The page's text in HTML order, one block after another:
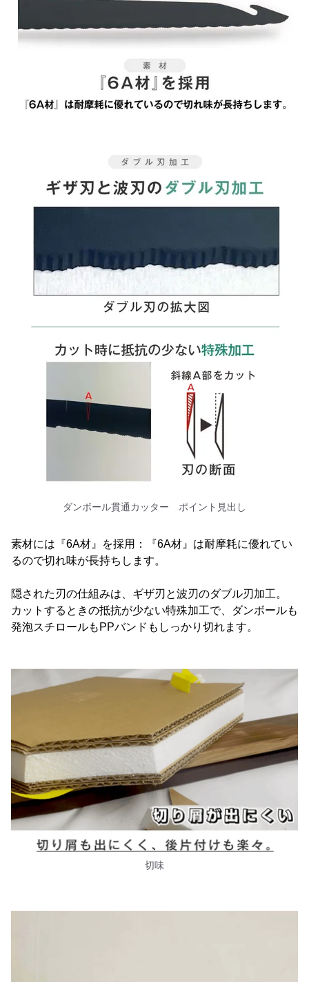
ダンボール貫通カッター ポイント見出し
素材には『6A材』を採用：『6A材』は耐摩耗に優れてい
るので切れ味が長持ちします。
隠された刃の仕組みは、ギザ刃と波刃のダブル刃加工。
カットするときの抵抗が少ない特殊加工で、ダンボールも
発泡スチロールもPPバンドもしっかり切れます。
切味